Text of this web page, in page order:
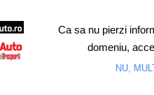
Ca sa nu pierzi
domeniu,
NU,